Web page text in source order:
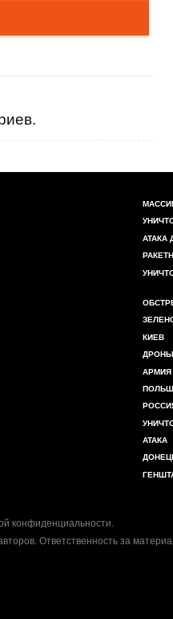
АТАКА
КИЕВ
ДРОНЫ
АТАКА
конфиденциальности.
Ответственность за